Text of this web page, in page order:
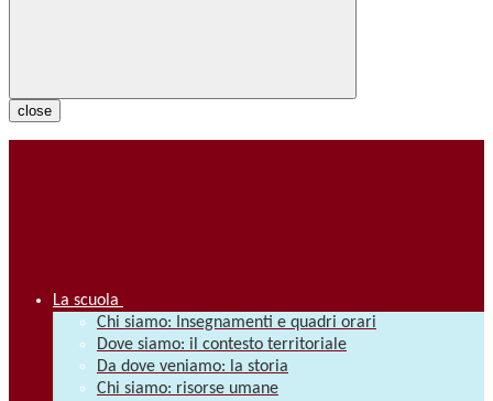
close
La scuola
Chi siamo: Insegnamenti e quadri orari
Dove siamo: il contesto territoriale
Da dove veniamo: la storia
Chi siamo: risorse umane